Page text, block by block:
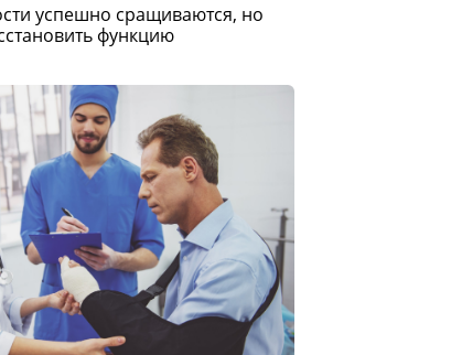
успешно сращиваются, но
функцию